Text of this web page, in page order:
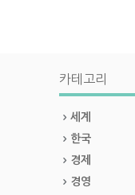
카테고리
세계
한국
경제
경영